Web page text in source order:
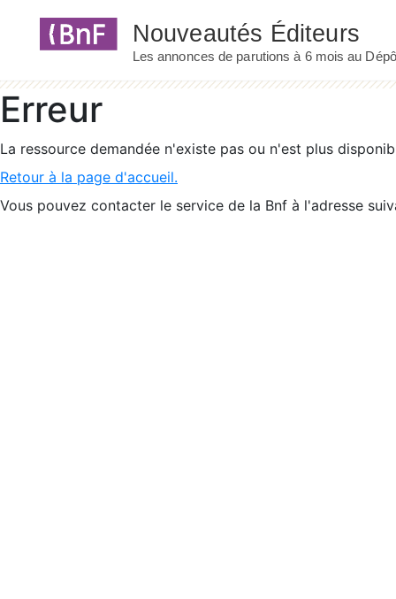
Erreur
La ressource demandée n'existe pas ou n'est plus
Retour à la page d'accueil.
Vous pouvez contacter le service de la Bnf à l'adresse